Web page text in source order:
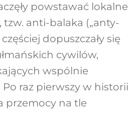
powstawać lokalne
tzw. anti-balaka („anty-
dopuszczały się
cywilów,
wspólnie
Po raz pierwszy w historii
przemocy na tle